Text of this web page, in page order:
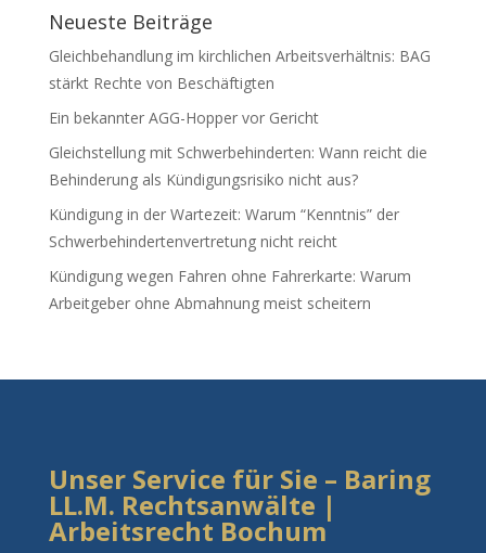
Neueste Beiträge
Gleichbehandlung im kirchlichen Arbeitsverhältnis: BAG
stärkt Rechte von Beschäftigten
Ein bekannter AGG-Hopper vor Gericht
Gleichstellung mit Schwerbehinderten: Wann reicht die
Behinderung als Kündigungsrisiko nicht aus?
Kündigung in der Wartezeit: Warum “Kenntnis” der
Schwerbehindertenvertretung nicht reicht
Kündigung wegen Fahren ohne Fahrerkarte: Warum
Arbeitgeber ohne Abmahnung meist scheitern
Unser Service für Sie – Baring
LL.M. Rechtsanwälte |
Arbeitsrecht Bochum